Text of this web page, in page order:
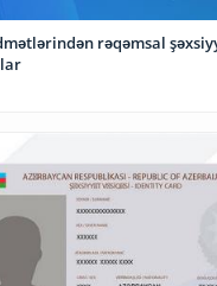
rəqəmsal şəxsiyyət